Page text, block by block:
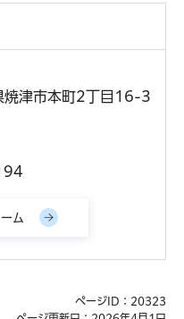
津市本町2丁目16-3
ページID：20323